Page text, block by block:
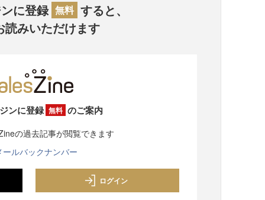
に登録 無料 すると、
読みいただけます
ンに登録 無料 のご案内
の過去記事が閲覧できます
ールバックナンバー
ログイン